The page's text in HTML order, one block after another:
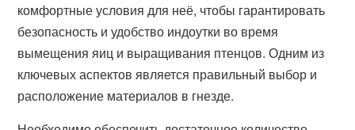
комфортные условия для неё, чтобы гарантировать
безопасность и удобство индоутки во время
вымещения яиц и выращивания птенцов. Одним из
ключевых аспектов является правильный выбор и
расположение материалов в гнезде.